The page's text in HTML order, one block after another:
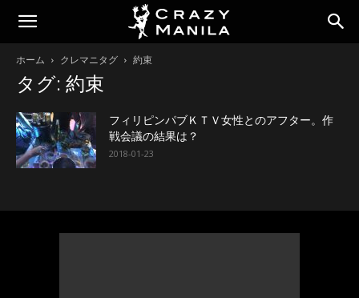
ホーム クレマニタグ 約束
タグ: 約束
フィリピンパブＫＴＶ女性とのアフター。作
戦会議の結果は？
2018-01-23